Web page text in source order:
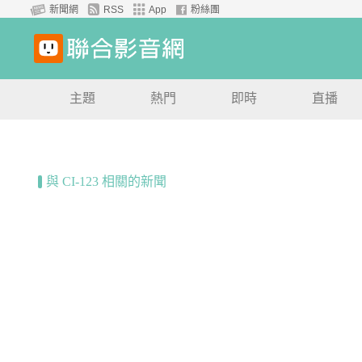
新聞網 RSS App 粉絲團
主題 熱門 即時 直播
與 CI-123 相關的新聞